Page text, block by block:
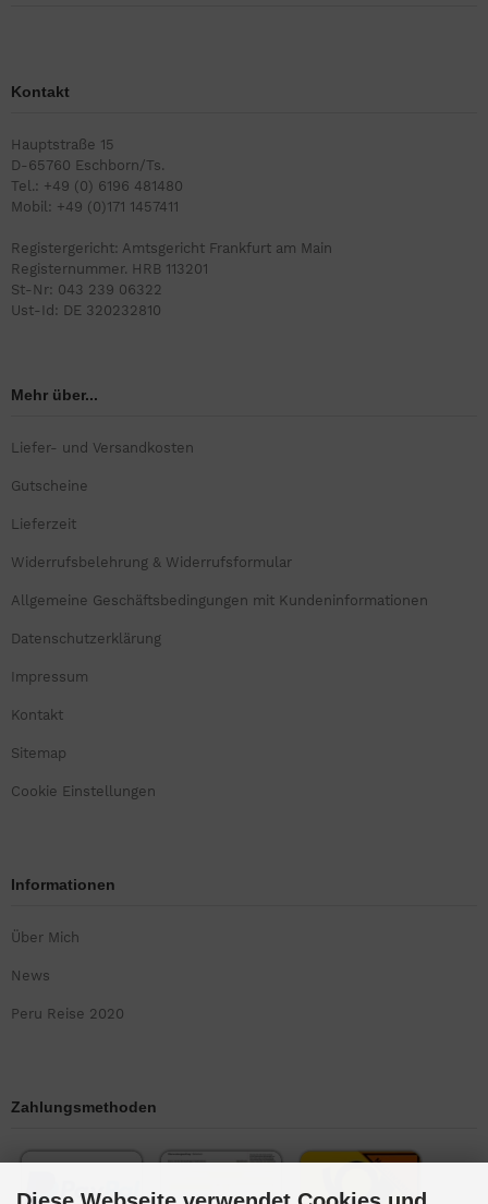
Kontakt
Hauptstraße 15
D-65760 Eschborn/Ts.
Tel.: +49 (0) 6196 481480
Mobil: +49 (0)171 1457411
Registergericht: Amtsgericht Frankfurt am Main
Registernummer. HRB 113201
St-Nr: 043 239 06322
Ust-Id: DE 320232810
Mehr über...
Liefer- und Versandkosten
Gutscheine
Lieferzeit
Widerrufsbelehrung & Widerrufsformular
Allgemeine Geschäftsbedingungen mit Kundeninformationen
Datenschutzerklärung
Impressum
Kontakt
Sitemap
Cookie Einstellungen
Informationen
Über Mich
News
Peru Reise 2020
Zahlungsmethoden